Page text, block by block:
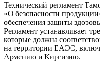
Технический регламент
«О безопасности
обеспечения защиты
Регламент устанавливает
которые должна
на территории ЕАЭС,
Армению и Киргизию.